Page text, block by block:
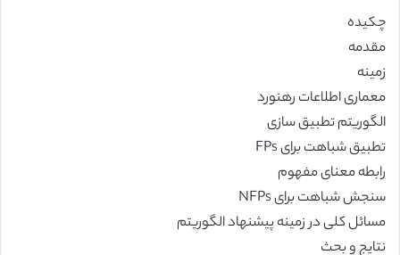
چکیده
مقدمه
زمینه
معماری اطلاعات رهنورد
الگوریتم تطبیق سازی
تطبیق شباهت برای FPs
رابطه معنای مفهوم
سنجش شباهت برای NFPs
مسائل کلی در زمینه پیشنهاد الگوریتم
نتایج و بحث